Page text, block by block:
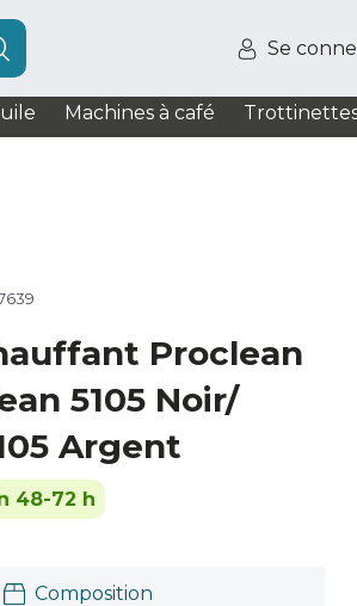
Se
Machines à café
Proclean
5105 Noir/
Argent
48-72 h
Composition